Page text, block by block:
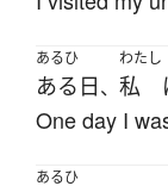
あるひ
ある日、
わたし
私
One day I
あるひ